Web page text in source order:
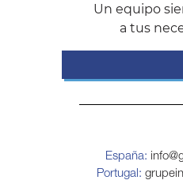
Un equipo
a tus
España:
Portugal: